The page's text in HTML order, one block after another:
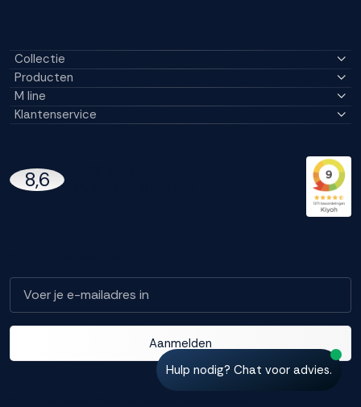
Hulp nodig? Chat voor advies.
Collectie
Producten
M line
Klantenservice
8,6
Aanmelden